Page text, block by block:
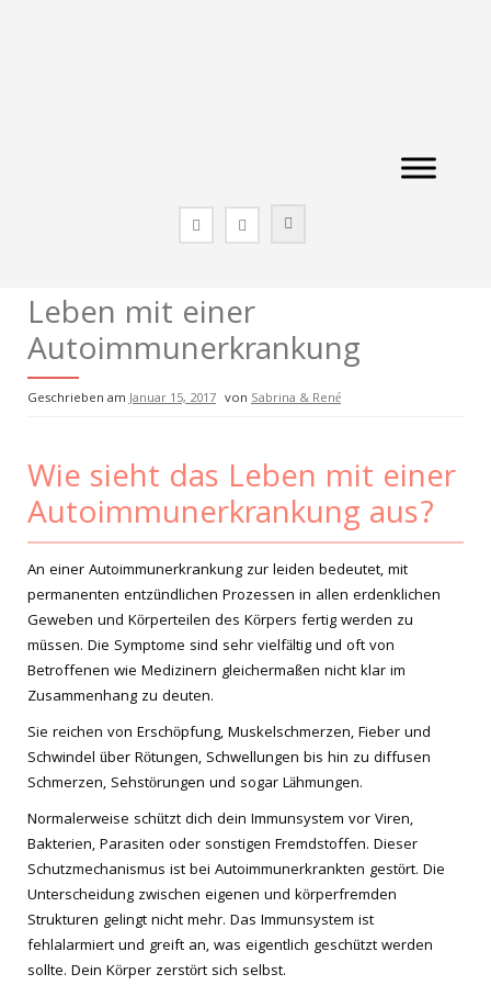
Leben mit einer
Autoimmunerkrankung
Geschrieben amJanuar 15, 2017 von Sabrina & René
Wie sieht das Leben mit einer
Autoimmunerkrankung aus?
An einer Autoimmunerkrankung zur leiden bedeutet, mit
permanenten entzündlichen Prozessen in allen erdenklichen
Geweben und Körperteilen des Körpers fertig werden zu
müssen. Die Symptome sind sehr vielfältig und oft von
Betroffenen wie Medizinern gleichermaßen nicht klar im
Zusammenhang zu deuten.
Sie reichen von Erschöpfung, Muskelschmerzen, Fieber und
Schwindel über Rötungen, Schwellungen bis hin zu diffusen
Schmerzen, Sehstörungen und sogar Lähmungen.
Normalerweise schützt dich dein Immunsystem vor Viren,
Bakterien, Parasiten oder sonstigen Fremdstoffen. Dieser
Schutzmechanismus ist bei Autoimmunerkrankten gestört. Die
Unterscheidung zwischen eigenen und körperfremden
Strukturen gelingt nicht mehr. Das Immunsystem ist
fehlalarmiert und greift an, was eigentlich geschützt werden
sollte. Dein Körper zerstört sich selbst.